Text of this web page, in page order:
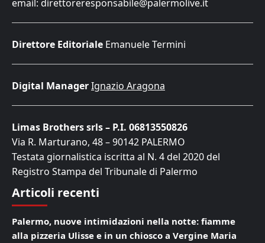
email: direttoreresponsabile@palermolive.it
Direttore Editoriale Emanuele Termini
Digital ManagerIgnazio Aragona
Limas Brothers srls – P.I. 06813550826
Via R. Marturano, 48 – 90142 PALERMO
Testata giornalistica iscritta al N. 4 del 2020 del
Registro Stampa del Tribunale di Palermo
Articoli recenti
Palermo, nuove intimidazioni nella notte: fiamme
alla pizzeria Ulisse e in un chiosco a Vergine Maria